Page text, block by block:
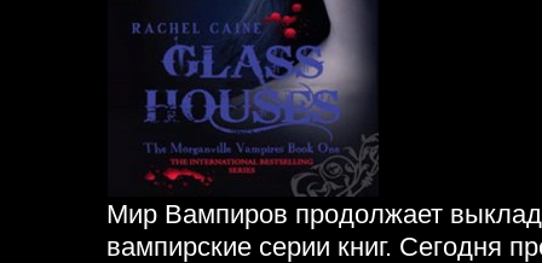
Мир Вампиров продолжает
вампирские серии книг. Сегодня